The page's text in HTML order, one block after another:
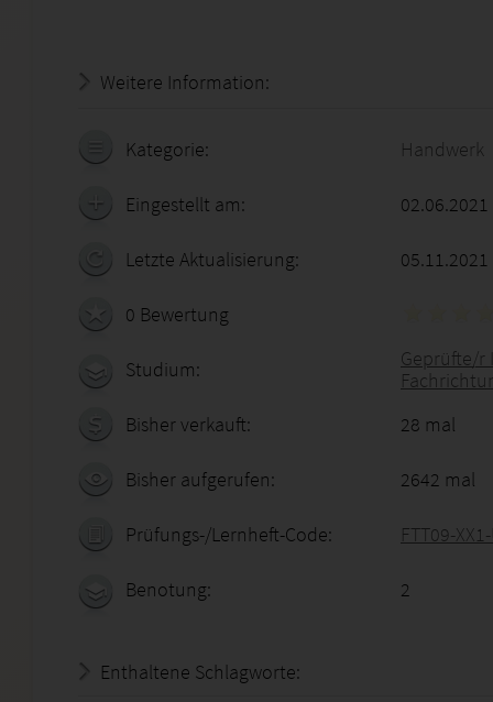
Weitere Information:
Kategorie: Handwerk
Eingestellt am:
Letzte Aktualisierung: 05.11.2021
0 Bewertung
Studium:
Geprüfte/r
Bisher verkauft:
28 mal
Bisher aufgerufen: 2642 mal
Prüfungs-/Lernheft-Code: FTT09-
Benotung: 2
Enthaltene Schlagworte: